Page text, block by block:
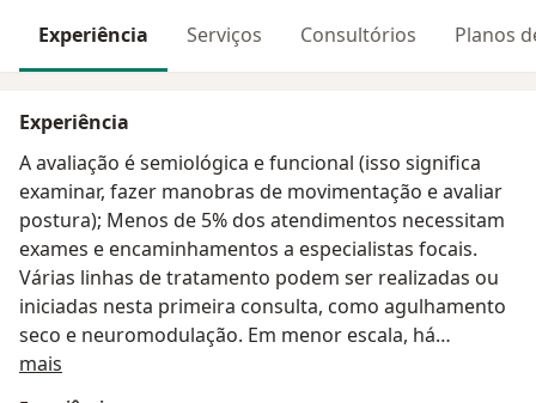
Experiência Serviços Consultórios Planos
Experiência
A avaliação é semiológica e funcional (isso significa
examinar, fazer manobras de movimentação e avaliar
postura); Menos de 5% dos atendimentos necessitam
exames e encaminhamentos a especialistas focais.
Várias linhas de tratamento podem ser realizadas ou
iniciadas nesta primeira consulta, como agulhamento
seco e neuromodulação. Em menor escala, há
indicação de uso de medicamentos alopáticos ou
fitoterápicos. Quase todas as dores crônicas podem
mais